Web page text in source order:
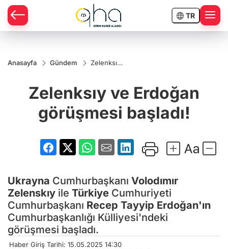
TR
Anasayfa Gündem
Zelenksıy
başladı!
Zelenksıy ve Erdoğan
görüşmesi başladı!
Ukrayna Cumhurbaşkanı Volodımır
Zelenskıy ile Türkiye Cumhuriyeti
Cumhurbaşkanı Recep Tayyip Erdoğan'ın
Cumhurbaşkanlığı Külliyesi'ndeki
görüşmesi başladı.
Haber Giriş Tarihi: 15.05.2025 14:30